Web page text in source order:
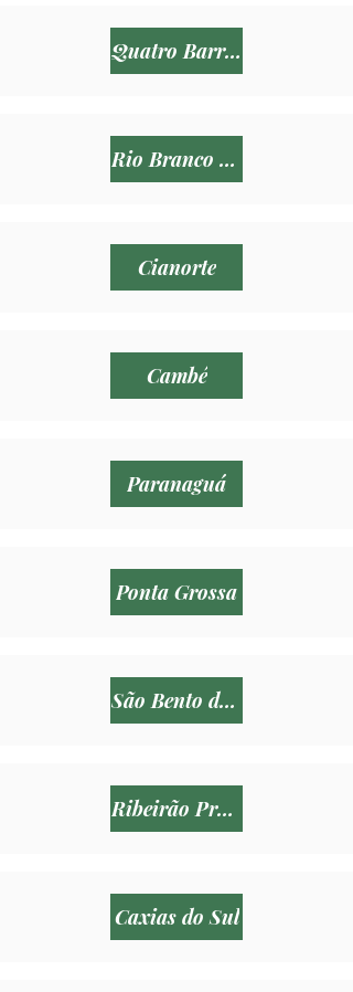
Quatro Barras
Rio Branco do Sul
Cianorte
Cambé
Paranaguá
Ponta Grossa
São Bento do Sul
Ribeirão Preto
Caxias do Sul